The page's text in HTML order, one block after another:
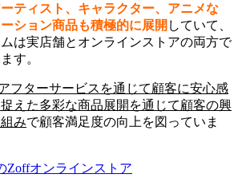
ティスト、キャラクター、アニメな
ション商品も積極的に展開 していて、
は実店舗とオンラインストアの両方で
す。
フターサービスを通じて顧客に安心感
えた多彩な商品展開を通じて顧客の興
みで顧客満足度の向上を図っていま
Zoffオンラインストア